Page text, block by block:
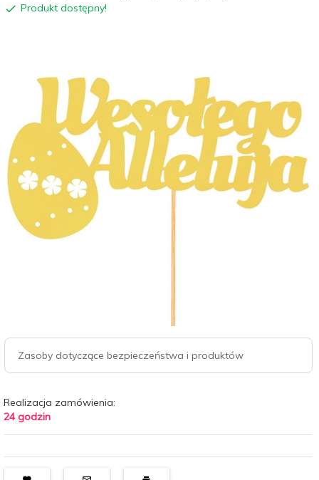
Produkt dostępny!
Zasoby dotyczące bezpieczeństwa i produktów
Realizacja zamówienia:
24 godzin